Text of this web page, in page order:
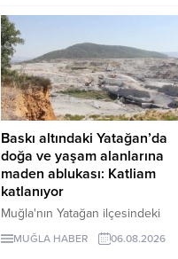
cezaevine...
Baskı altındaki Yatağan’da
doğa ve yaşam alanlarına
maden ablukası: Katliam
katlanıyor
Muğla'nın Yatağan ilçesindeki
mermer ocağının kapasitesinin üç
kat artırılması için hazırlanan ÇED
MUĞLA HABER 06.08.2026